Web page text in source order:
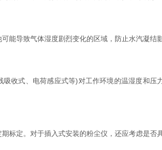
导致气体湿度剧烈变化的区域，防止水汽凝结影
式、电荷感应式等)对工作环境的温湿度和压
定。对于插入式安装的粉尘仪，还应考虑是否